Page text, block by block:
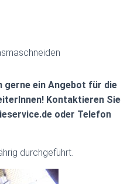
gerne ein Angebot für die
Kontaktieren Sie
oder Telefon
durchgeführt.